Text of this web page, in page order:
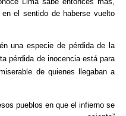
el sentido de haberse vuelto
una especie de pérdida de la
pérdida de inocencia está para
de quienes llegaban a
pueblos en que el infierno se